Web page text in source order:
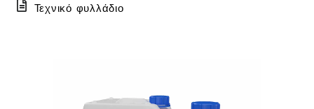
Τεχνικό φυλλάδιο